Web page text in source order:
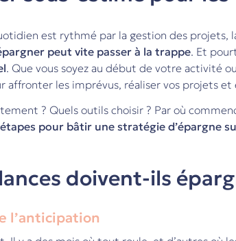
est rythmé par la gestion des projets,
peut vite passer à la trappe. Et
. Que vous soyez au début de votre activité
affronter les imprévus, réaliser vos projets
? Quels outils choisir ? Par où
pour bâtir une stratégie d’épargne
doivent-ils
l’anticipation